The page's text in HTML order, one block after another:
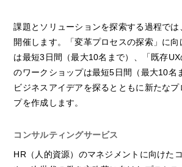
課題とソリューションを探索する過程で
開催します。「変革プロセスの探索」に
は最短3日間（最大10名まで）、「既存UX
のワークショップは最短5日間（最大10名
ビジネスアイデアを探るとともに新たな
プを作成します。
コンサルティングサービス
HR（人的資源）のマネジメントに向けた